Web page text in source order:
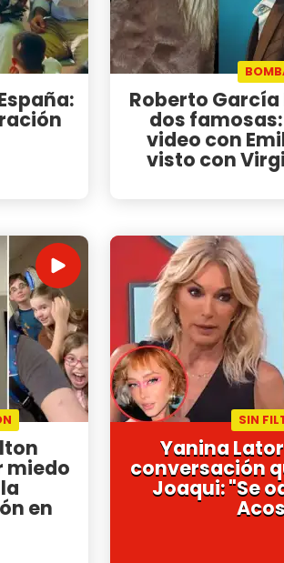
Roberto
dos
video con
visto con
miedo
en
SIN
Yanina
conversación
Joaqui: "Se